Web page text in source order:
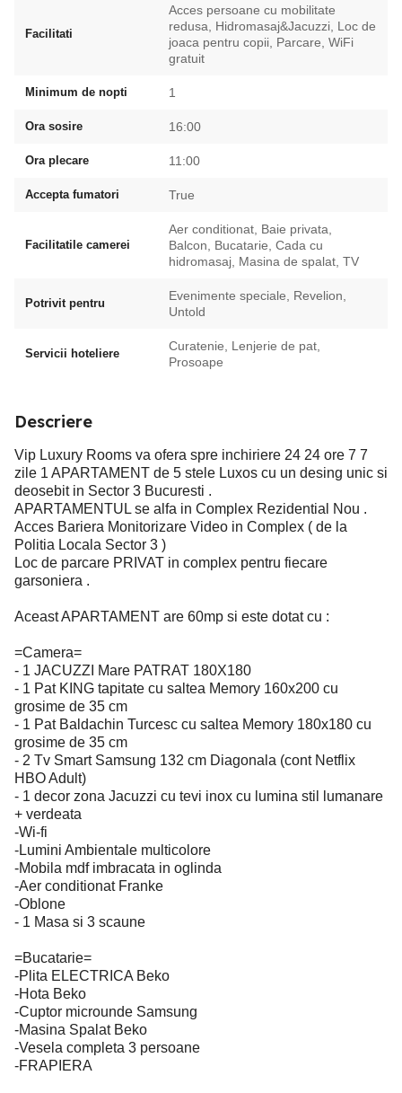
Facilitati
Acces persoane cu mobilitate
redusa, Hidromasaj&Jacuzzi, Loc de
joaca pentru copii, Parcare, WiFi
gratuit
Minimum de nopti 1
Ora sosire 16:00
Ora plecare 11:00
Accepta fumatori True
Facilitatile camerei
Aer conditionat, Baie privata,
Balcon, Bucatarie, Cada cu
hidromasaj, Masina de spalat, TV
Potrivit pentru
Evenimente speciale, Revelion,
Untold
Servicii hoteliere
Curatenie, Lenjerie de pat,
Prosoape
Descriere
Vip Luxury Rooms va ofera spre inchiriere 24 24 ore 7 7
zile 1 APARTAMENT de 5 stele Luxos cu un desing unic si
deosebit in Sector 3 Bucuresti .
APARTAMENTUL se alfa in Complex Rezidential Nou .
Acces Bariera Monitorizare Video in Complex ( de la
Politia Locala Sector 3 )
Loc de parcare PRIVAT in complex pentru fiecare
garsoniera .
Aceast APARTAMENT are 60mp si este dotat cu :
=Camera=
- 1 JACUZZI Mare PATRAT 180X180
- 1 Pat KING tapitate cu saltea Memory 160x200 cu
grosime de 35 cm
- 1 Pat Baldachin Turcesc cu saltea Memory 180x180 cu
grosime de 35 cm
- 2 Tv Smart Samsung 132 cm Diagonala (cont Netflix
HBO Adult)
- 1 decor zona Jacuzzi cu tevi inox cu lumina stil lumanare
+ verdeata
-Wi-fi
-Lumini Ambientale multicolore
-Mobila mdf imbracata in oglinda
-Aer conditionat Franke
-Oblone
- 1 Masa si 3 scaune
=Bucatarie=
-Plita ELECTRICA Beko
-Hota Beko
-Cuptor microunde Samsung
-Masina Spalat Beko
-Vesela completa 3 persoane
-FRAPIERA